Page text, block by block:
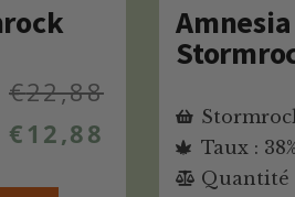
€22,88
€ 12,88
Amnesia
Taux :
Quantité